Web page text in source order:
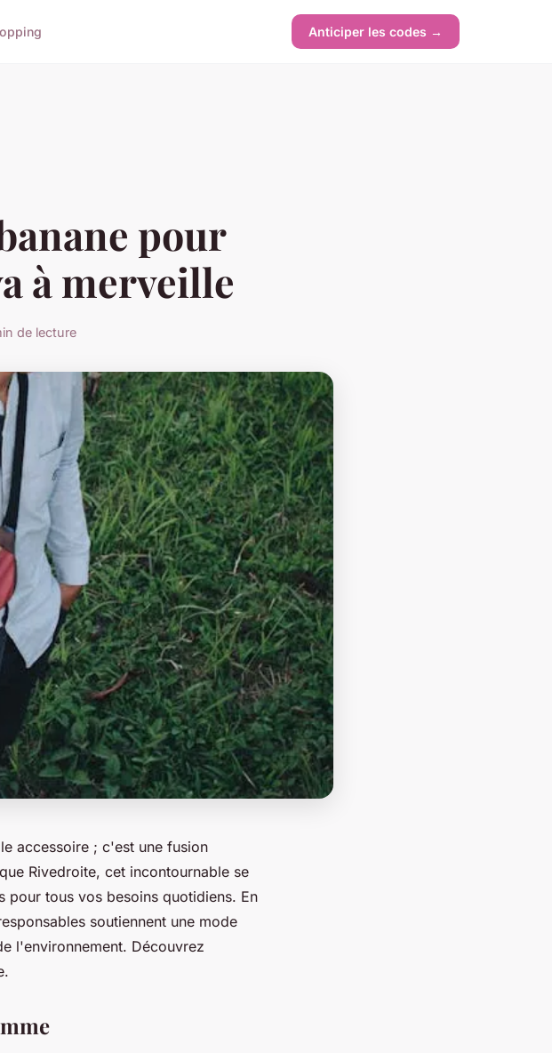
Anticiper les codes →
pour
à merveille
de lecture
accessoire ; c'est une fusion
Rivedroite, cet incontournable se
pour tous vos besoins quotidiens. En
soutiennent une mode
l'environnement. Découvrez